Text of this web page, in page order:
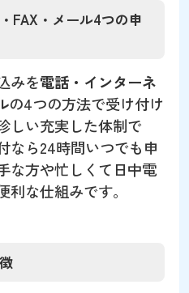
FAX・メール4つの申
みを電話・インターネ
の4つの方法で受け付け
しい充実した体制で
なら24時間いつでも申
な方や忙しくて日中電
な仕組みです。